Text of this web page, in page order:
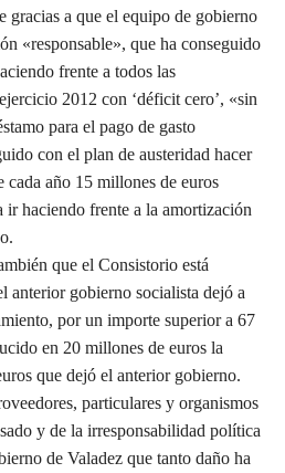
gracias a que el equipo de gobierno
«responsable», que ha conseguido
frente a todos las
2012 con ‘déficit cero’, «sin
para el pago de gasto
con el plan de austeridad hacer
año 15 millones de euros
ir haciendo frente a la amortización
que el Consistorio está
anterior gobierno socialista dejó a
por un importe superior a 67
en 20 millones de euros la
que dejó el anterior gobierno.
particulares y organismos
y de la irresponsabilidad política
de Valadez que tanto daño ha